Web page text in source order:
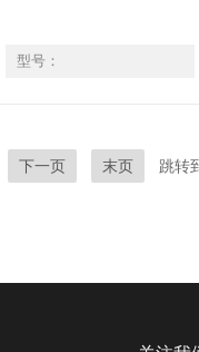
型号：
下一页 末页 跳转